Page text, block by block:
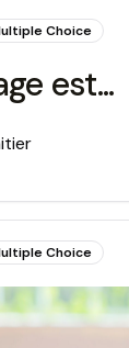
Choice
est...
Choice